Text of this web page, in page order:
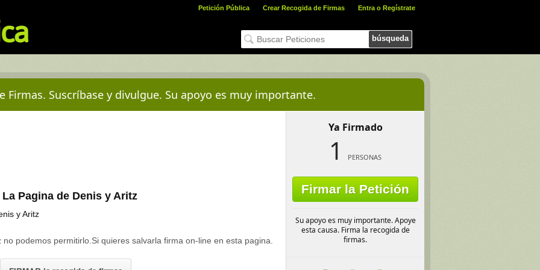
Petición Pública Crear Recogida de Firmas Entra o Regístrate
búsqueda
Firmas. Suscríbase y divulgue. Su apoyo es muy importante.
Pagina de Denis y Aritz
y Aritz
podemos permitirlo.Si quieres salvarla firma on-line en esta pagina.
Ya Firmado
1 PERSONAS
Firmar la Petición
Su apoyo es muy importante. Apoye
esta causa. Firma la recogida de
firmas.